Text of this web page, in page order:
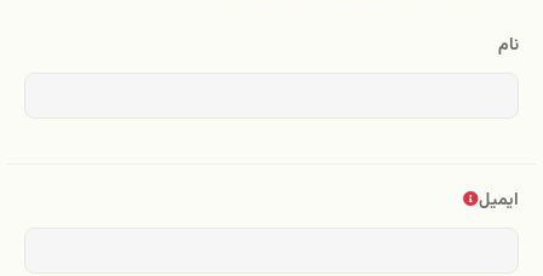
نام
ایمیل